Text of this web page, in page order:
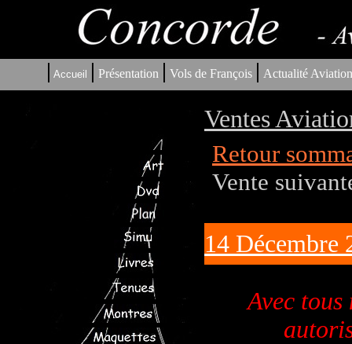
| Accueil | Présentation | Vols de François | Actualité
Ventes
Retour
Vente
14 Décembre
Avec tous